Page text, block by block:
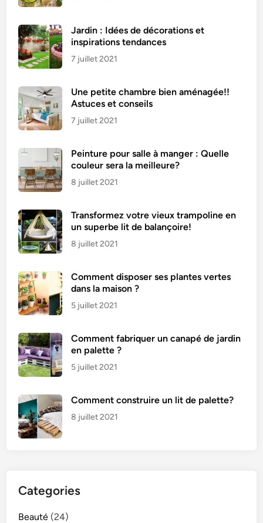
Jardin : Idées de décorations et
inspirations tendances
7 juillet 2021
Une petite chambre bien aménagée!!
Astuces et conseils
7 juillet 2021
Peinture pour salle à manger : Quelle
couleur sera la meilleure?
8 juillet 2021
Transformez votre vieux trampoline en
un superbe lit de balançoire!
8 juillet 2021
Comment disposer ses plantes vertes
dans la maison ?
5 juillet 2021
Comment fabriquer un canapé de jardin
en palette ?
5 juillet 2021
Comment construire un lit de palette?
8 juillet 2021
Categories
Beauté (24)